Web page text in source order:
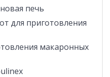
печь
для приготовления
макаронных